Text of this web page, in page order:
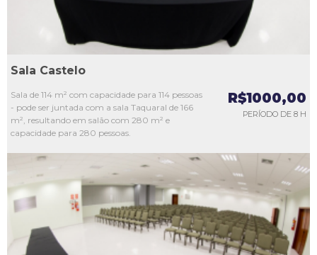
Sala Castelo
Sala de 114 m² com capacidade para 114 pessoas
- pode ser juntada com a sala Taquaral de 166
m², resultando em salão com 280 m² e
capacidade para 280 pessoas.
R$1000,00
PERÍODO DE 8 H
L3
L4